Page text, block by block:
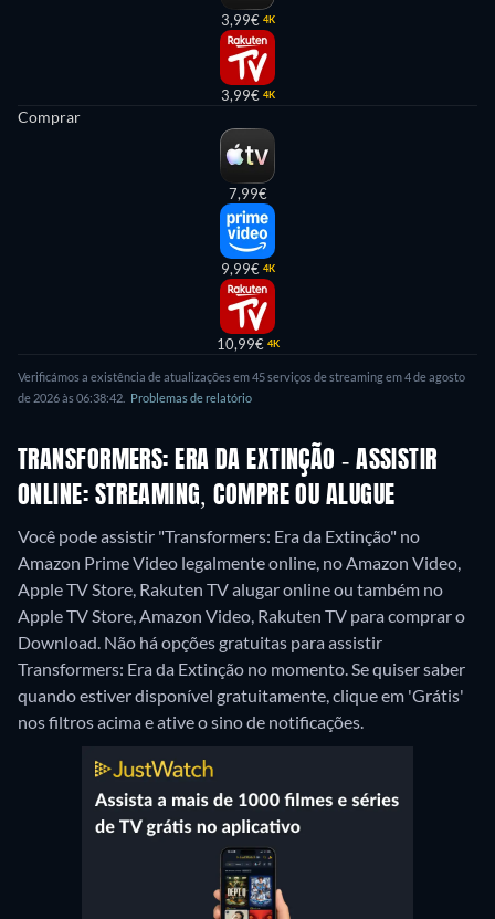
3,99€ 4K
3,99€ 4K
Comprar
7,99€
9,99€ 4K
10,99€ 4K
Verificámos a existência de atualizações em 45 serviços de streaming em 4 de agosto
de 2026 às 06:38:42.
Problemas de relatório
TRANSFORMERS: ERA DA EXTINÇÃO - ASSISTIR
ONLINE: STREAMING, COMPRE OU ALUGUE
Você pode assistir "Transformers: Era da Extinção" no
Amazon Prime Video legalmente online, no Amazon Video,
Apple TV Store, Rakuten TV alugar online ou também no
Apple TV Store, Amazon Video, Rakuten TV para comprar o
Download. Não há opções gratuitas para assistir
Transformers: Era da Extinção no momento. Se quiser saber
quando estiver disponível gratuitamente, clique em 'Grátis'
nos filtros acima e ative o sino de notificações.